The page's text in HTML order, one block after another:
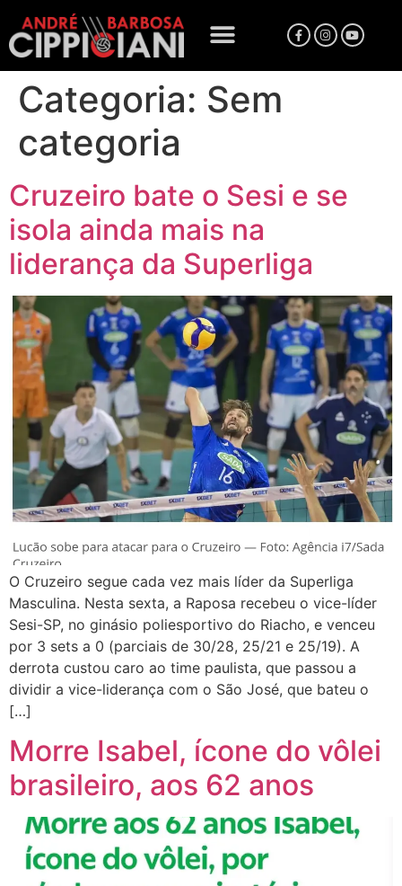
Categoria: Sem
categoria
Cruzeiro bate o Sesi e se
isola ainda mais na
liderança da Superliga
O Cruzeiro segue cada vez mais líder da Superliga
Masculina. Nesta sexta, a Raposa recebeu o vice-líder
Sesi-SP, no ginásio poliesportivo do Riacho, e venceu
por 3 sets a 0 (parciais de 30/28, 25/21 e 25/19). A
derrota custou caro ao time paulista, que passou a
dividir a vice-liderança com o São José, que bateu o
[…]
Morre Isabel, ícone do vôlei
brasileiro, aos 62 anos